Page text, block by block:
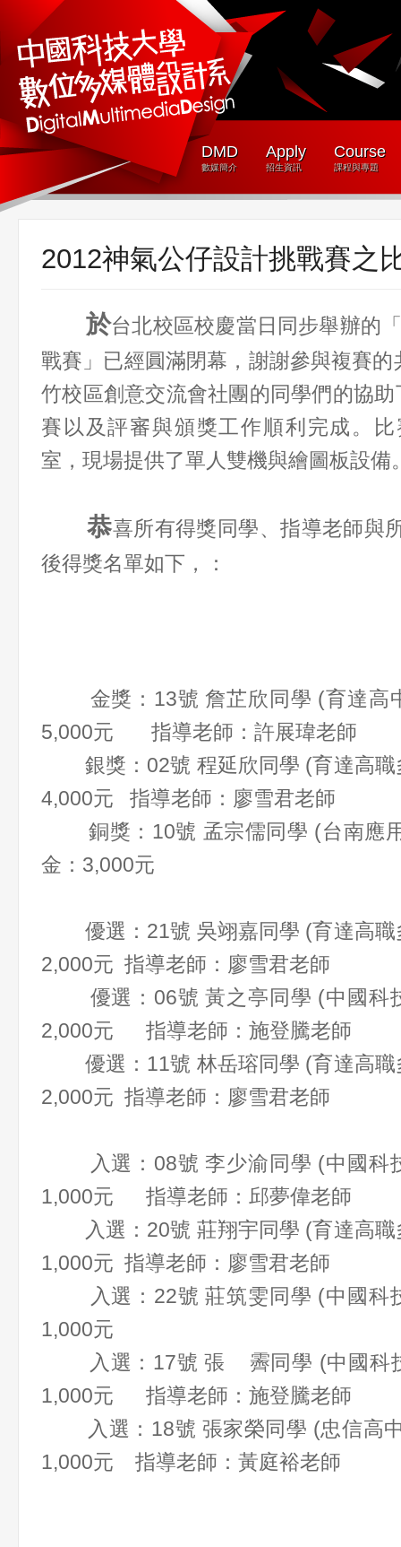
DMD
數媒簡介
Apply
招生資訊
Course
課程與專題
2012神氣公仔設計挑戰賽之
於台北校區校慶當日同步舉辦的
戰賽」已經圓滿閉幕，謝謝參與複賽
竹校區創意交流會社團的同學們的協
賽以及評審與頒獎工作順利完成。
室，現場提供了單人雙機與繪圖板設備
恭喜所有得獎同學、指導老師與
後得獎名單如下，：
金獎：13號 詹芷欣同學 (育達高
5,000元 指導老師：許展瑋老師
銀獎：02號 程延欣同學 (育達高職
4,000元 指導老師：廖雪君老師
銅獎：10號 孟宗儒同學 (台南應
金：3,000元
優選：21號 吳翊嘉同學 (育達高職
2,000元 指導老師：廖雪君老師
優選：06號 黃之亭同學 (中國科
2,000元 指導老師：施登騰老師
優選：11號 林岳瑢同學 (育達高職
2,000元 指導老師：廖雪君老師
入選：08號 李少渝同學 (中國科
1,000元 指導老師：邱夢偉老師
入選：20號 莊翔宇同學 (育達高職
1,000元 指導老師：廖雪君老師
入選：22號 莊筑雯同學 (中國科
1,000元
入選：17號 張 霽同學 (中國科技
1,000元 指導老師：施登騰老師
入選：18號 張家榮同學 (忠信高中
1,000元 指導老師：黃庭裕老師